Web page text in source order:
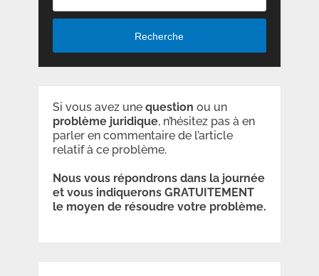
Recherche
Si vous avez une question ou un
problème juridique, n’hésitez pas à en
parler en commentaire de l’article
relatif à ce problème.
Nous vous répondrons dans la journée
et vous indiquerons GRATUITEMENT
le moyen de résoudre votre problème.